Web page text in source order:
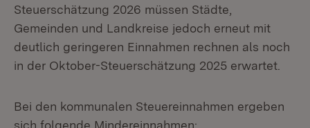
Steuerschätzung 2026 müssen Städte,
Gemeinden und Landkreise jedoch erneut mit
deutlich geringeren Einnahmen rechnen als noch
in der Oktober-Steuerschätzung 2025 erwartet.
Bei den kommunalen Steuereinnahmen ergeben
sich folgende Mindereinnahmen: